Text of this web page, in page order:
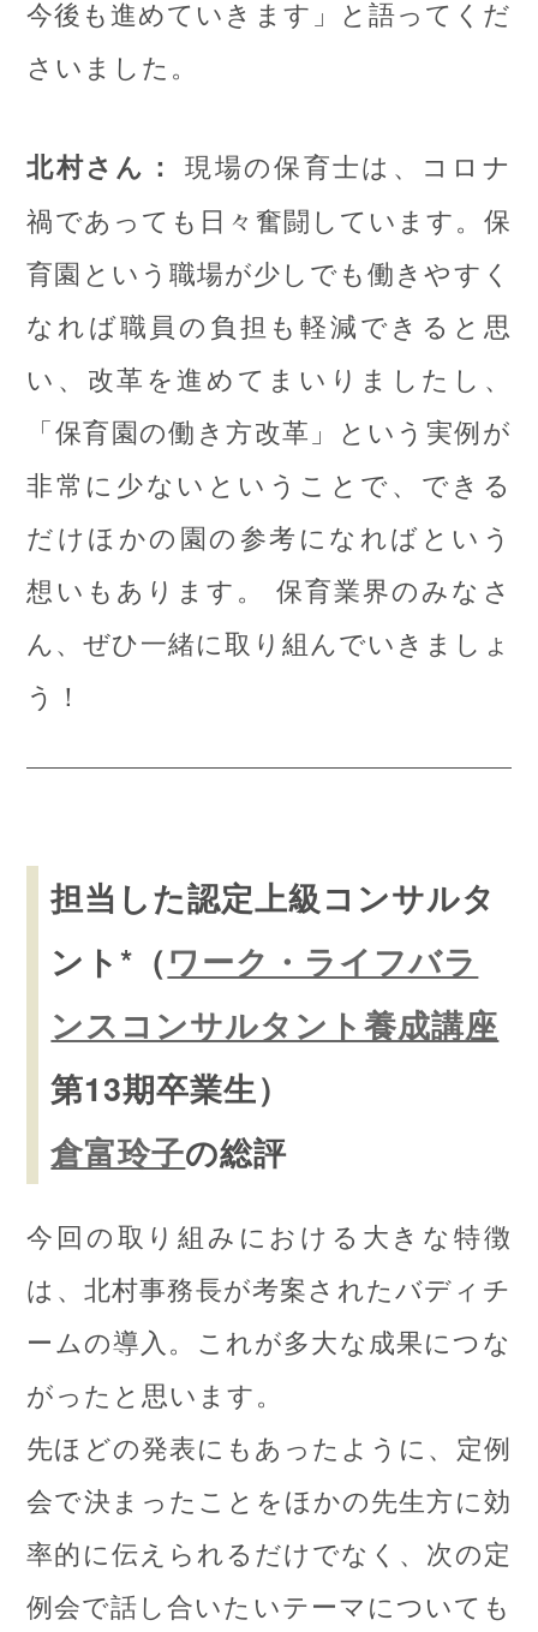
今後も進めていきます」と語ってくだ
さいました。
北村さん： 現場の保育士は、コロナ
禍であっても日々奮闘しています。保
育園という職場が少しでも働きやすく
なれば職員の負担も軽減できると思
い、改革を進めてまいりましたし、
「保育園の働き方改革」という実例が
非常に少ないということで、できる
だけほかの園の参考になればという
想いもあります。 保育業界のみなさ
ん、ぜひ一緒に取り組んでいきましょ
う！
担当した認定上級コンサルタ
ント*（ワーク・ライフバラ
ンスコンサルタント養成講座
第13期卒業生）
倉富玲子の総評
今回の取り組みにおける大きな特徴
は、北村事務長が考案されたバディチ
ームの導入。これが多大な成果につな
がったと思います。
先ほどの発表にもあったように、定例
会で決まったことをほかの先生方に効
率的に伝えられるだけでなく、次の定
例会で話し合いたいテーマについても